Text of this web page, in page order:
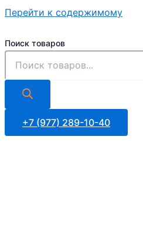
Перейти к содержимому
Поиск товаров
+7 (977) 289-10-40